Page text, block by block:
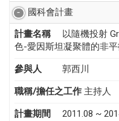
國科會計畫
計畫名稱
以隨機投射
色-愛因斯坦凝聚體的非
參與人 郭西川
職稱/擔任之工作 主持人
計畫期間 2011.08 ~